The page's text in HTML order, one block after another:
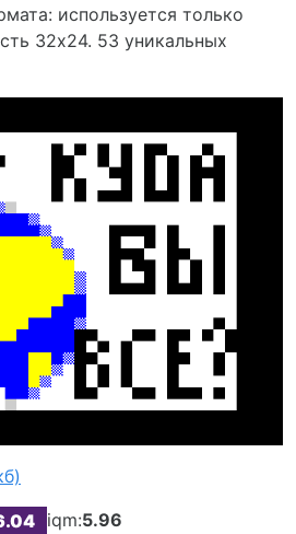
используется только
32х24. 53 уникальных
iqm:5.96